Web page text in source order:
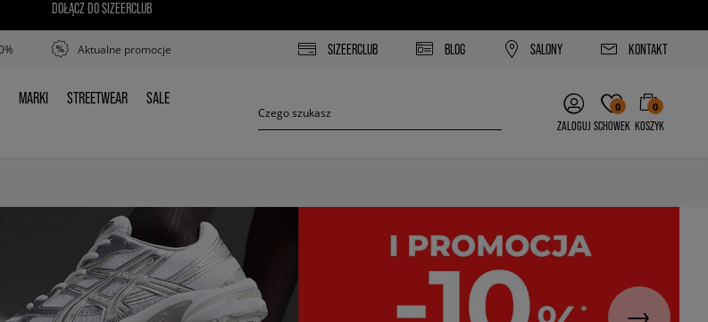
DOŁĄCZ DO SIZEERCLUB
Aktualne promocje SIZEERCLUB BLOG SALONY KONTAKT
MARKI
MARKI STREETWEAR
STREETWEAR SALE
SALE
ZALOGUJ
0
SCHOWEK
0
KOSZYK